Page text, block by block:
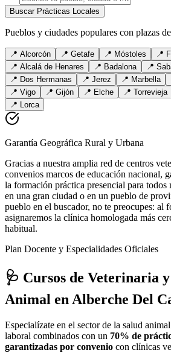
Buscar Prácticas Locales
Pueblos y ciudades populares con plazas
📍 Alcorcón 📍 Getafe 📍 Móstoles 📍
📍 Alcalá de Henares 📍 Badalona 📍
📍 Dos Hermanas 📍 Jerez 📍 Marbella
📍 Vigo 📍 Gijón 📍 Elche 📍 Torrevieja
📍 Lorca
Garantía Geográfica Rural y Urbana
Gracias a nuestra amplia red de centros
convenios marcos de educación nacional,
la formación práctica presencial para todos
en una gran ciudad o en un pueblo de
pueblo en el buscador, no te preocupes: al
asignaremos la clínica homologada más
habitual.
Plan Docente y Especialidades Oficiales
🩺 Cursos de Veterinaria
Animal en Alberche Del
Especialízate en el sector de la salud
laboral combinados con un 70% de
garantizadas por convenio con clínicas